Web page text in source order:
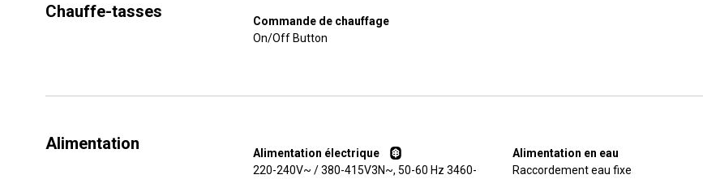
Chauffe-tasses
Commande de chauffage
On/Off Button
Alimentation
Alimentation électrique
220-240V~ / 380-415V3N~, 50-60 Hz 3460-
Alimentation en eau
Raccordement eau fixe